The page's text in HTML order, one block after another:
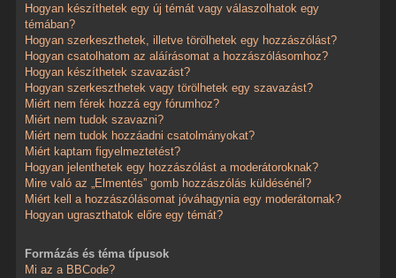
Hogyan készíthetek egy új témát vagy válaszolhatok egy
témában?
Hogyan szerkeszthetek, illetve törölhetek egy hozzászólást?
Hogyan csatolhatom az aláírásomat a hozzászólásomhoz?
Hogyan készíthetek szavazást?
Hogyan szerkeszthetek vagy törölhetek egy szavazást?
Miért nem férek hozzá egy fórumhoz?
Miért nem tudok szavazni?
Miért nem tudok hozzáadni csatolmányokat?
Miért kaptam figyelmeztetést?
Hogyan jelenthetek egy hozzászólást a moderátoroknak?
Mire való az „Elmentés” gomb hozzászólás küldésénél?
Miért kell a hozzászólásomat jóváhagynia egy moderátornak?
Hogyan ugraszthatok előre egy témát?
Formázás és téma típusok
Mi az a BBCode?